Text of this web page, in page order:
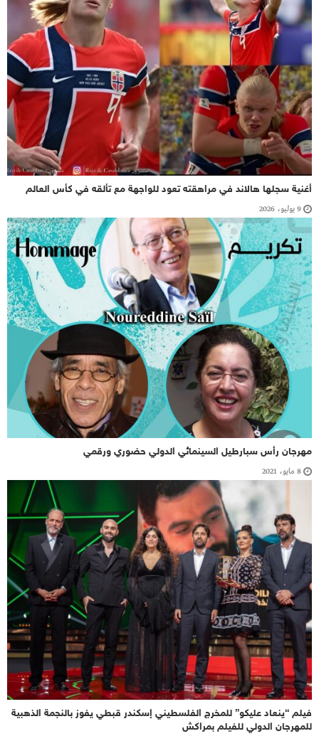
أغنية سجلها هالاند في مراهقته تعود للواجهة مع تألقه في كأس العالم
9 يوليو، 2026
مهرجان رأس سبارطيل السينمائي الدولي حضوري ورقمي
8 مايو، 2021
فيلم “ينعاد عليكو” للمخرج الفلسطيني إسكندر قبطي يفوز بالنجمة الذهبية
للمهرجان الدولي للفيلم بمراكش